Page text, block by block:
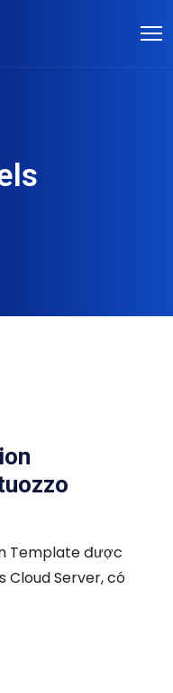
Template được
Server, có